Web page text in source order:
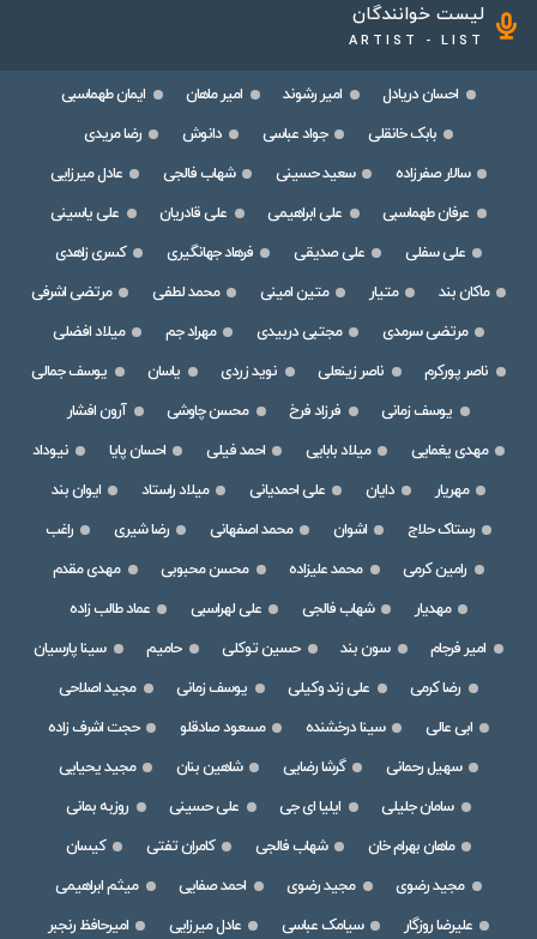
لیست خوانندگان
ARTIST - LIST
احسان دریادل امیر رشوند امیر ماهان
ایمان طهماسبی
بابک خانقلی
جواد عباسی دانوش
رضا مریدی
سالار صفرزاده
سعید حسینی شهاب فالجی
عادل میرزایی
عرفان طهماسبی
علی ابراهیمی علی قادریان
علی یاسینی
علی سفلی
علی صدیقی فرهاد جهانگیری
کسری زاهدی
ماکان بند
متیار متین امینی محمد لطفی
مرتضی اشرفی
مرتضی سرمدی
مجتبی دربیدی مهراد جم
میلاد افضلی
ناصر پورکرم
ناصر زینعلی نوید زردی یاسان
یوسف جمالی
یوسف زمانی
فرزاد فرخ محسن چاوشی
آرون افشار
مهدی یغمایی
میلاد بابایی احمد فیلی احسان پایا
نیوداد
مهریار
دایان علی احمدیانی میلاد راستاد
ایوان بند
رستاک حلاج
اشوان محمد اصفهانی رضا شیری
راغب
رامین کرمی
محمد علیزاده محسن محبوبی
مهدی مقدم
مهدیار
شهاب فالجی علی لهراسبی
عماد طالب زاده
امیر فرجام
سون بند حسین توکلی حامیم
سینا پارسیان
رضا کرمی
علی زند وکیلی یوسف زمانی
مجید اصلاحی
ابی عالی
سینا درخشنده مسعود صادقلو
حجت اشرف زاده
سهیل رحمانی
گرشا رضایی شاهین بنان
مجید یحیایی
سامان جلیلی
ایلیا ای جی علی حسینی
روزبه بمانی
ماهان بهرام خان
شهاب فالجی کامران تفتی
کیسان
مجید رضوی
مجید رضوی احمد صفایی
میثم ابراهیمی
علیرضا روزگار
سیامک عباسی عادل میرزایی
امیرحافظ رنجبر